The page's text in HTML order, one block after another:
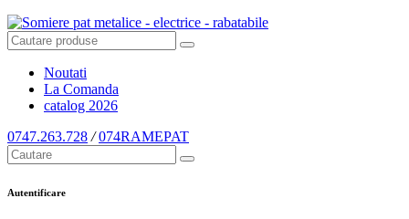
Noutati
La Comanda
catalog 2026
0747.263.728 / 074RAMEPAT
Autentificare